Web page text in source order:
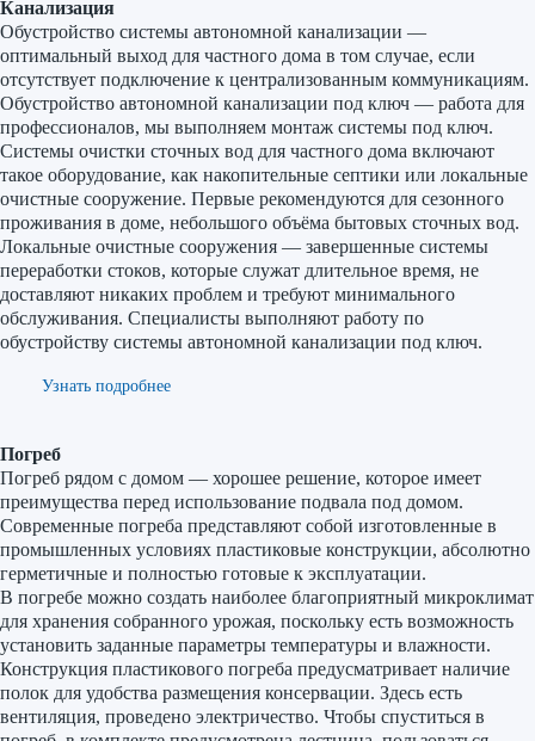
Канализация
Обустройство системы автономной канализации —
оптимальный выход для частного дома в том случае, если
отсутствует подключение к централизованным коммуникациям.
Обустройство автономной канализации под ключ — работа для
профессионалов, мы выполняем монтаж системы под ключ.
Системы очистки сточных вод для частного дома включают
такое оборудование, как накопительные септики или локальные
очистные сооружение. Первые рекомендуются для сезонного
проживания в доме, небольшого объёма бытовых сточных вод.
Локальные очистные сооружения — завершенные системы
переработки стоков, которые служат длительное время, не
доставляют никаких проблем и требуют минимального
обслуживания. Специалисты выполняют работу по
обустройству системы автономной канализации под ключ.
Узнать подробнее
Погреб
Погреб рядом с домом — хорошее решение, которое имеет
преимущества перед использование подвала под домом.
Современные погреба представляют собой изготовленные в
промышленных условиях пластиковые конструкции, абсолютно
герметичные и полностью готовые к эксплуатации.
В погребе можно создать наиболее благоприятный микроклимат
для хранения собранного урожая, поскольку есть возможность
установить заданные параметры температуры и влажности.
Конструкция пластикового погреба предусматривает наличие
полок для удобства размещения консервации. Здесь есть
вентиляция, проведено электричество. Чтобы спуститься в